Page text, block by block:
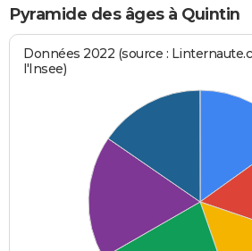
Pyramide des âges à Quintin
Données 2022 (source :
l'Insee)